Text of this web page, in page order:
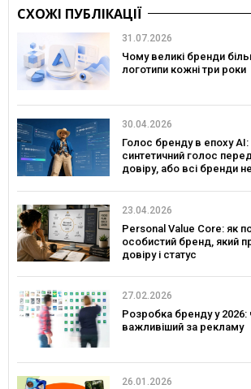
СХОЖІ ПУБЛІКАЦІЇ
31.07.2026
Чому великі бренди
логотипи кожні три роки
30.04.2026
Голос бренду в епоху
синтетичний голос
довіру, або всі бренди
23.04.2026
Personal Value Core: як
особистий бренд, який
довіру і статус
27.02.2026
Розробка бренду у 2026:
важливіший за рекламу
26.01.2026